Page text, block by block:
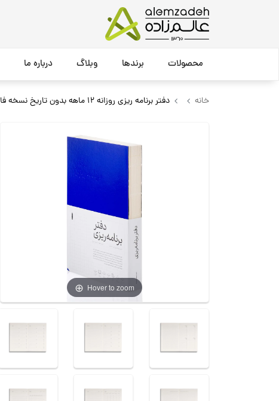
محصولات برندها وبلاگ درباره ما
خانه دفتر برنامه ریزی روزانه 12 ماهه بدون تاریخ نسخه فارسی کاغذ اینک ول A5 جلد آبی اولتراماین بن / Basenotes
Hover to zoom